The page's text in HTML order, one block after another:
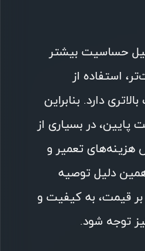
حساسیت بیشتر
استفاده از
دارد. بنابراین
در بسیاری از
هزینه‌های تعمیر و
دلیل توصیه
قیمت، به کیفیت و
توجه شود.